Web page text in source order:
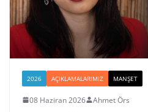
2026 AÇIKLAMALARIMIZ MANŞET
08 Haziran 2026 Ahmet Örs